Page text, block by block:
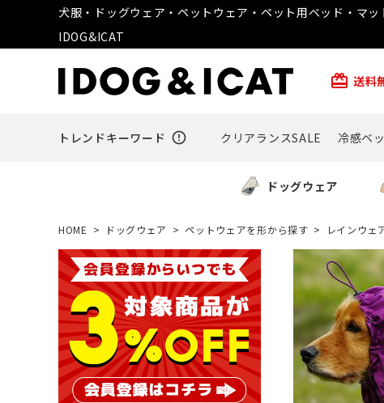
犬服・ドッグウェア・ペットウェア・ペット用ベッド・マ
IDOG&ICAT
card_giftcard 送料
トレンドキーワード error_outline クリアランスSALE 冷感ベ
ドッグウェア
HOME ドッグウェア ペットウェアを形から探す レインウェ